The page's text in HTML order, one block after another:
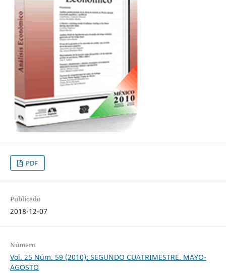
PDF
Publicado
2018-12-07
Número
Vol. 25 Núm. 59 (2010): SEGUNDO CUATRIMESTRE. MAYO-
AGOSTO